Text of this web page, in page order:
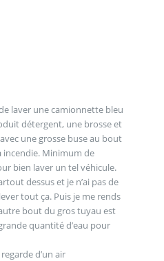
laver une camionnette bleu
détergent, une brosse et
une grosse buse au bout
incendie. Minimum de
bien laver un tel véhicule.
dessus et je n’ai pas de
tout ça. Puis je me rends
bout du gros tuyau est
quantité d’eau pour
d’un air